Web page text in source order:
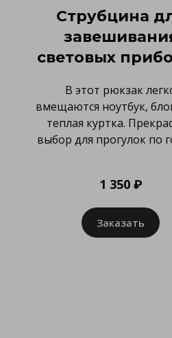
Струбцина
световых
В этот рюкзак
вмещаются ноутбук,
теплая куртка.
выбор для прогулок по
1 350 ₽
Заказать